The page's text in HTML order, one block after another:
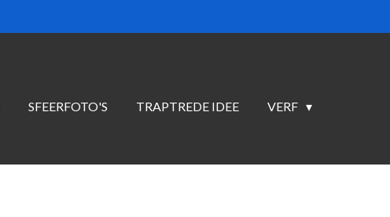
SFEERFOTO'S TRAPTREDE IDEE VERF